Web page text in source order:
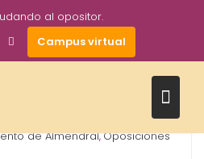
al opositor.
Campus virtual
de Almendral,Oposiciones